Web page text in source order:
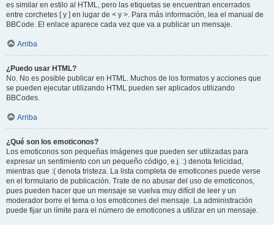
es similar en estilo al HTML, pero las etiquetas se encuentran encerrados
entre corchetes [ y ] en lugar de < y >. Para más información, lea el manual de
BBCode. El enlace aparece cada vez que va a publicar un mensaje.
Arriba
¿Puedo usar HTML?
No. No es posible publicar en HTML. Muchos de los formatos y acciones que
se pueden ejecutar utilizando HTML pueden ser aplicados utilizando
BBCodes.
Arriba
¿Qué son los emoticonos?
Los emoticonos son pequeñas imágenes que pueden ser utilizadas para
expresar un sentimiento con un pequeño código, e.j. :) denota felicidad,
mientras que :( denota tristeza. La lista completa de emoticones puede verse
en el formulario de publicación. Trate de no abusar del uso de emoticonos,
pues pueden hacer que un mensaje se vuelva muy difícil de leer y un
moderador borre el tema o los emoticones del mensaje. La administración
puede fijar un límite para el número de emoticones a utilizar en un mensaje.